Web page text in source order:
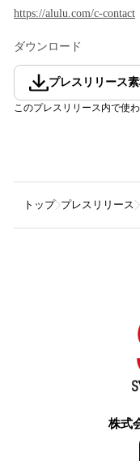
https://alulu.com/c-contact
ダウンロード
プレスリリース
このプレスリリース内で使
トップ プレスリリース
株式